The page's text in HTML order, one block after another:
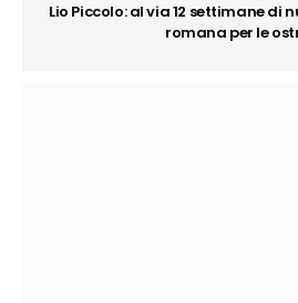
Lio Piccolo: al via 12 settimane di
romana per le